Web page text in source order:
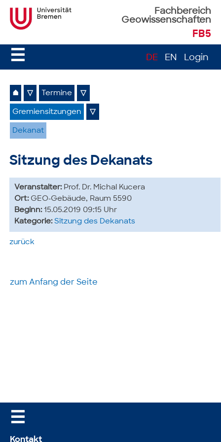
Fachbereich
Geowissenschaften
FB5
☰ DE EN Login
⌂ ▽ Termine ▽
Gremiensitzungen ▽
Dekanat
Sitzung des Dekanats
Veranstalter: Prof. Dr. Michal Kucera
Ort: GEO-Gebäude, Raum 5590
Beginn: 15.05.2019 09:15 Uhr
Kategorie: Sitzung des Dekanats
zurück
zum Anfang der Seite
☰
Kontakt